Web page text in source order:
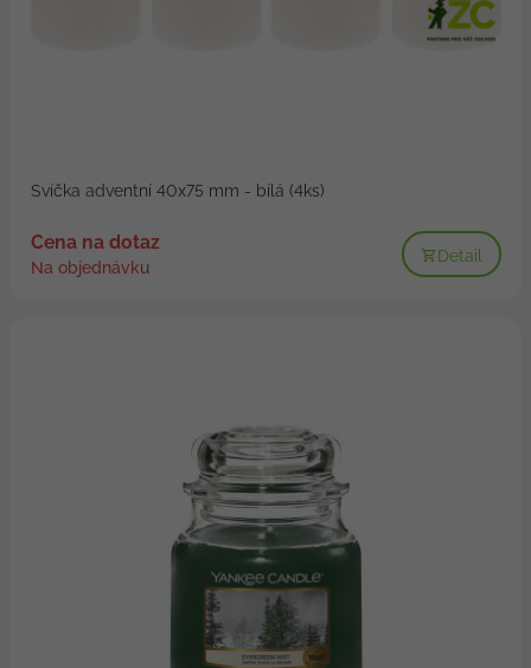
Svíčka adventní 40x75 mm - bílá (4ks)
Cena na dotaz
Na objednávku
Detail